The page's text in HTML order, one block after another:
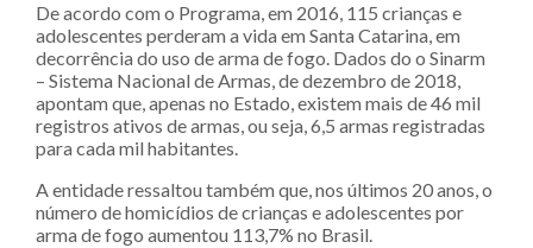
De acordo com o Programa, em 2016, 115 crianças e
adolescentes perderam a vida em Santa Catarina, em
decorrência do uso de arma de fogo. Dados do o Sinarm
– Sistema Nacional de Armas, de dezembro de 2018,
apontam que, apenas no Estado, existem mais de 46 mil
registros ativos de armas, ou seja, 6,5 armas registradas
para cada mil habitantes.
A entidade ressaltou também que, nos últimos 20 anos, o
número de homicídios de crianças e adolescentes por
arma de fogo aumentou 113,7% no Brasil.